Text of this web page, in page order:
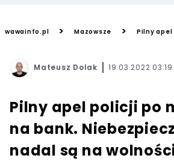
wawainfo.pl > Mazowsze > Pilny
Mateusz Dolak 19.03.2022 03:19
Pilny apel policji po
na bank.
nadal są na